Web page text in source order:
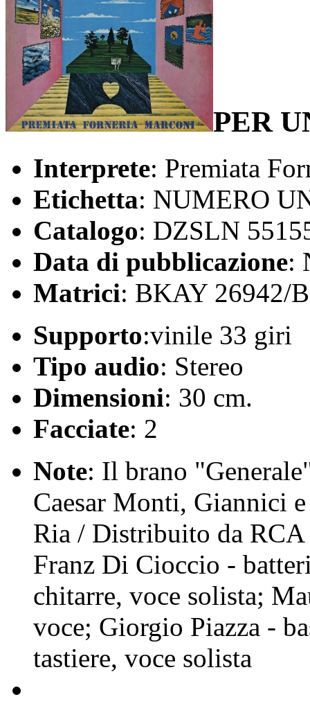
PER
Interprete: Premiata
Etichetta: NUMERO
Catalogo: DZSLN
Data di pubblicazione:
Matrici: BKAY 26942/
Supporto:vinile 33 giri
Tipo audio: Stereo
Dimensioni: 30 cm.
Facciate: 2
Note: Il brano
Caesar Monti, Giannici
Ria / Distribuito da
Franz Di Cioccio -
chitarre, voce solista;
voce; Giorgio Piazza -
tastiere, voce solista